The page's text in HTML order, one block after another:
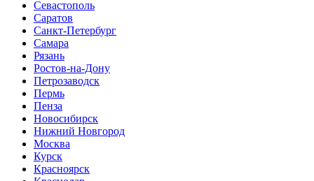
Севастополь
Саратов
Санкт-Петербург
Самара
Рязань
Ростов-на-Дону
Петрозаводск
Пермь
Пенза
Новосибирск
Нижний Новгород
Москва
Курск
Красноярск